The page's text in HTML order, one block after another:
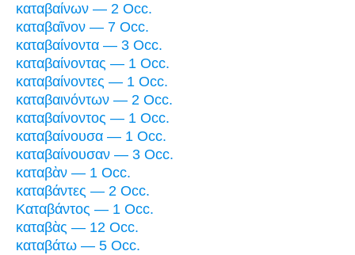
καταβαίνων — 2 Occ.
καταβαῖνον — 7 Occ.
καταβαίνοντα — 3 Occ.
καταβαίνοντας — 1 Occ.
καταβαίνοντες — 1 Occ.
καταβαινόντων — 2 Occ.
καταβαίνοντος — 1 Occ.
καταβαίνουσα — 1 Occ.
καταβαίνουσαν — 3 Occ.
καταβὰν — 1 Occ.
καταβάντες — 2 Occ.
Καταβάντος — 1 Occ.
καταβὰς — 12 Occ.
καταβάτω — 5 Occ.